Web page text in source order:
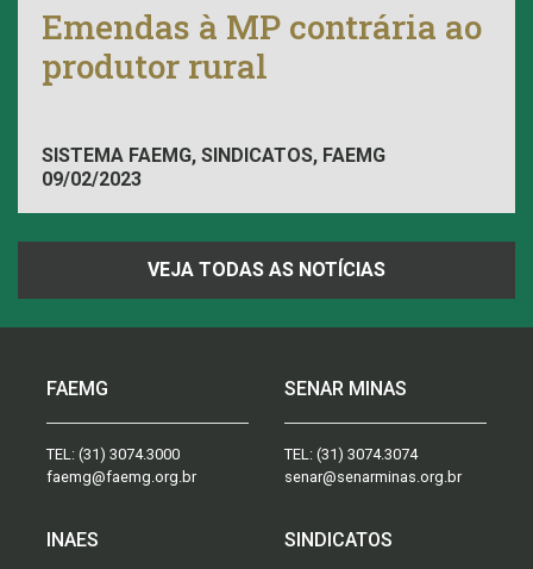
Emendas à MP contrária ao
produtor rural
SISTEMA FAEMG, SINDICATOS, FAEMG
09/02/2023
VEJA TODAS AS NOTÍCIAS
FAEMG
TEL: (31) 3074.3000
faemg@faemg.org.br
SENAR MINAS
TEL: (31) 3074.3074
senar@senarminas.org.br
INAES SINDICATOS